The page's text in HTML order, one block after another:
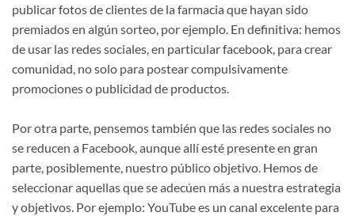
publicar fotos de clientes de la farmacia que hayan sido
premiados en algún sorteo, por ejemplo. En definitiva: hemos
de usar las redes sociales, en particular facebook, para crear
comunidad, no solo para postear compulsivamente
promociones o publicidad de productos.
Por otra parte, pensemos también que las redes sociales no
se reducen a Facebook, aunque allí esté presente en gran
parte, posiblemente, nuestro público objetivo. Hemos de
seleccionar aquellas que se adecúen más a nuestra estrategia
y objetivos. Por ejemplo: YouTube es un canal excelente para